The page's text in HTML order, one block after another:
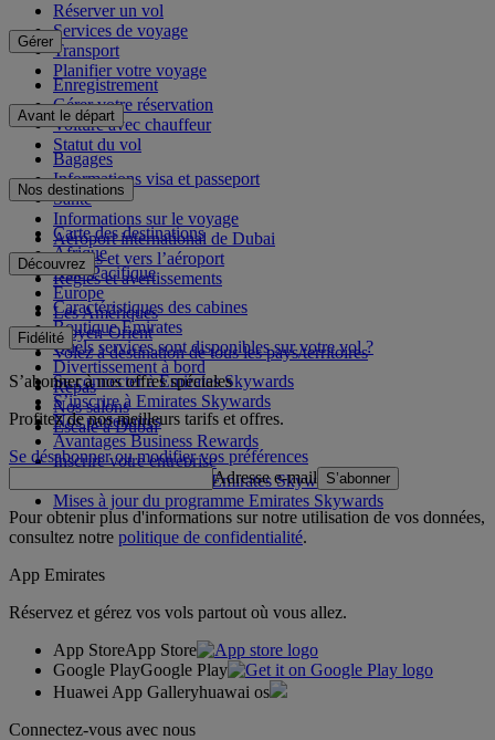
Réserver un vol
Services de voyage
Transport
Planifier votre voyage
Gérer
Enregistrement
Gérer votre réservation
Voiture avec chauffeur
Statut du vol
Avant le départ
Bagages
Informations visa et passeport
Santé
Informations sur le voyage
Aéroport international de Dubai
Depuis et vers l’aéroport
Règles et avertissements
Nos destinations
Carte des destinations
Afrique
Asie-Pacifique
Europe
Les Amériques
Moyen-Orient
Volez à destination de tous les pays/territoires
Découvrez
Caractéristiques des cabines
Boutique Emirates
Quels services sont disponibles sur votre vol ?
Divertissement à bord
Repas
Nos salons
Escale à Dubai
Fidélité
Se connecter à Emirates Skywards
S’inscrire à Emirates Skywards
Nos partenaires
Avantages Business Rewards
Inscrire votre entreprise
Règles du programme Emirates Skywards
Mises à jour du programme Emirates Skywards
S’abonner à nos offres spéciales
Profitez de nos meilleurs tarifs et offres.
Se désabonner ou modifier vos préférences
Adresse e-mail S’abonner
Pour obtenir plus d'informations sur notre utilisation de vos données,
consultez notre politique de confidentialité.
App Emirates
Réservez et gérez vos vols partout où vous allez.
App StoreApp Store
Google PlayGoogle Play
Huawei App Galleryhuawai os
Connectez-vous avec nous